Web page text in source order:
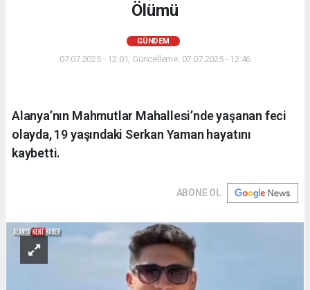
Ölümü
GÜNDEM
07.07.2025 - 12:01, Güncelleme: 07.07.2025 - 12:46
Alanya’nın Mahmutlar Mahallesi’nde yaşanan feci
olayda, 19 yaşındaki Serkan Yaman hayatını
kaybetti.
ABONE OL